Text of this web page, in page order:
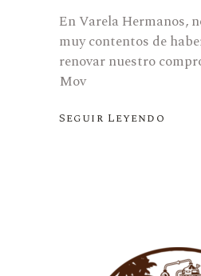
En Varela Hermanos,
muy contentos de
renovar nuestro
Mov
Seguir Leyendo